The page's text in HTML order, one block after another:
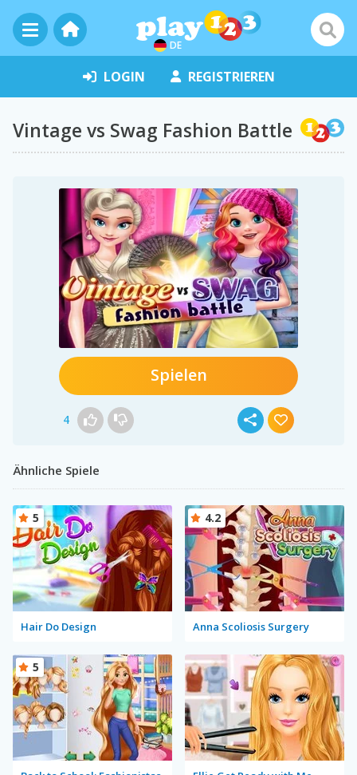
DE
LOGIN REGISTRIEREN
Vintage vs Swag Fashion Battle
Spielen
4
Ähnliche Spiele
Hair Do Design
5
Anna Scoliosis Surgery
4.2
5